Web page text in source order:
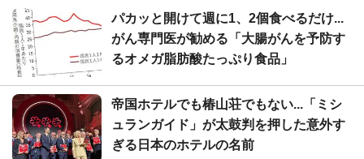
パカッと開けて週に1、2個食べるだけ...
がん専門医が勧める「大腸がんを予防す
るオメガ脂肪酸たっぷり食品」
帝国ホテルでも椿山荘でもない...「ミシ
ュランガイド」が太鼓判を押した意外す
ぎる日本のホテルの名前